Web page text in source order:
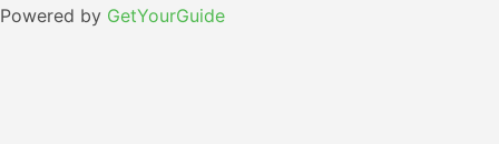
Powered by GetYourGuide